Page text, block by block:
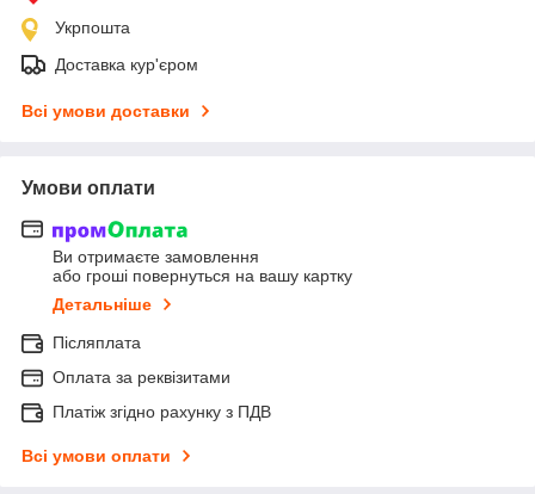
Укрпошта
Доставка кур'єром
Всі умови доставки
Умови оплати
Ви отримаєте замовлення
або гроші повернуться на вашу картку
Детальніше
Післяплата
Оплата за реквізитами
Платіж згідно рахунку з ПДВ
Всі умови оплати